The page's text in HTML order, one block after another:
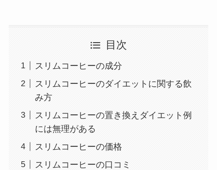
目次
スリムコーヒーの成分
スリムコーヒーのダイエットに関する飲
み方
スリムコーヒーの置き換えダイエット例
には無理がある
スリムコーヒーの価格
スリムコーヒーの口コミ